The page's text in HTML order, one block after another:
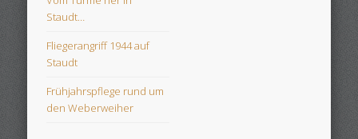
Staudt…
Fliegerangriff 1944 auf
Staudt
Frühjahrspflege rund um
den Weberweiher